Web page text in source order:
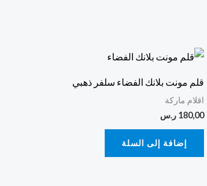
قلم مونت بلانك الفضاء سلفر ذهبي
اقلام ماركة
180,00 ر.س
إضافة إلى السلة